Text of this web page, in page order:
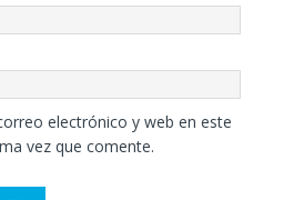
electrónico y web en este
vez que comente.